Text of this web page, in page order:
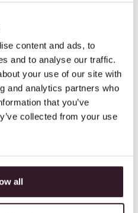
content and ads, to
and to analyse our traffic.
your use of our site with
and analytics partners who
that you’ve
collected from your use
all
verkoop. Mijn ervaring in
we naar moeten kijken.
en B2B
planning
al zo’n twee jaar op
het steeds duidelijker
van Itsperfect is.